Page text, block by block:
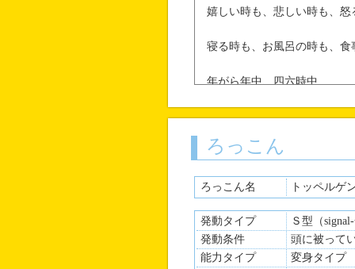
嬉しい時も、悲しい時も、
寝る時も、お風呂の時も、
年がら年中、四六時中
常にバケツを被っている（大
取ることがあっても人気が皆
ろっこん
ろっこん名 トッペルゲ
発動タイプ
Ｓ型（
発動条件
頭に被って
能力タイプ
変身タイプ